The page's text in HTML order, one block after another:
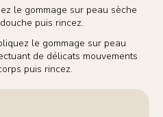
le gommage sur peau sèche
puis rincez.
le gommage sur peau
de délicats mouvements
puis rincez.